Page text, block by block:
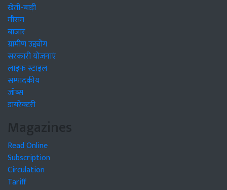
खेती-बाड़ी
मौसम
बाजार
ग्रामीण उद्द्योग
सरकारी योजनाएं
लाइफ स्टाइल
सम्पादकीय
जॉब्स
डायरेक्टरी
Magazines
Read Online
Subscription
Circulation
Tariff